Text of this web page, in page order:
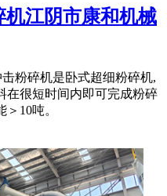
江阴市康和机械
粉碎机是卧式超细粉碎机,
在很短时间内即可完成粉碎
10吨。